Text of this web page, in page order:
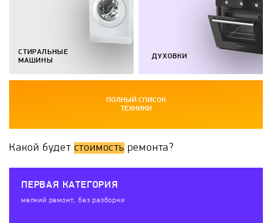
СТИРАЛЬНЫЕ
МАШИНЫ
ДУХОВКИ
ПОЛНЫЙ СПИСОК
ТЕХНИКИ
Какой будет стоимость ремонта?
ПЕРВАЯ КАТЕГОРИЯ
мелкий ремонт, без разборки